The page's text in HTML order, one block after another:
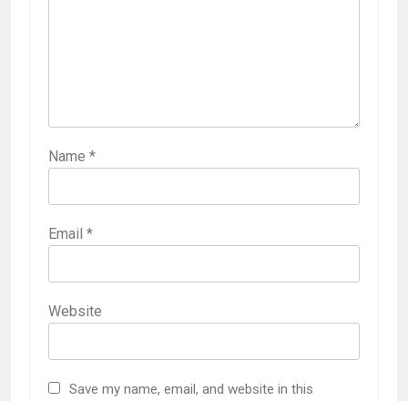
Name *
Email *
Website
Save my name, email, and website in this